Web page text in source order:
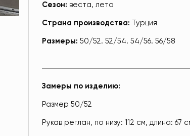
Сезон: веста, лето
Страна производства: Турция
Размеры: 50/52. 52/54. 54/56. 56/58
Замеры по изделию:
Размер 50/52
Рукав реглан, по низу: 112 см, длина: 67